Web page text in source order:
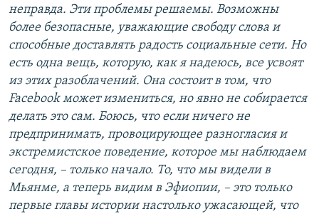
неправда. Эти проблемы решаемы. Возможны
более безопасные, уважающие свободу слова и
способные доставлять радость социальные сети. Но
есть одна вещь, которую, как я надеюсь, все усвоят
из этих разоблачений. Она состоит в том, что
Facebook может измениться, но явно не собирается
делать это сам. Боюсь, что если ничего не
предпринимать, провоцирующее разногласия и
экстремистское поведение, которое мы наблюдаем
сегодня, – только начало. То, что мы видели в
Мьянме, а теперь видим в Эфиопии, – это только
первые главы истории настолько ужасающей, что